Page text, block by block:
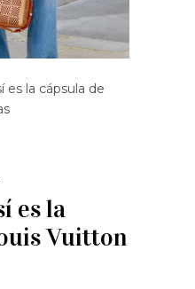
es la cápsula de
es la
Vuitton